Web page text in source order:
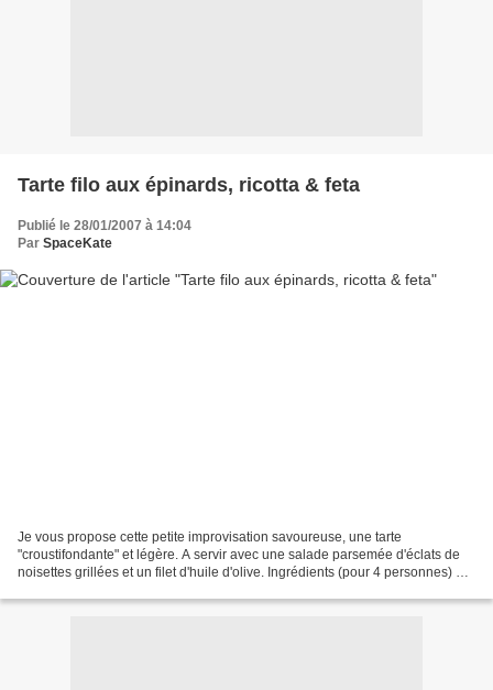
Tarte filo aux épinards, ricotta & feta
Publié le 28/01/2007 à 14:04
Par SpaceKate
Je vous propose cette petite improvisation savoureuse, une tarte
"croustifondante" et légère. A servir avec une salade parsemée d'éclats de
noisettes grillées et un filet d'huile d'olive. Ingrédients (pour 4 personnes) 5